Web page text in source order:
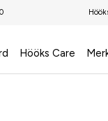
Hööks Care